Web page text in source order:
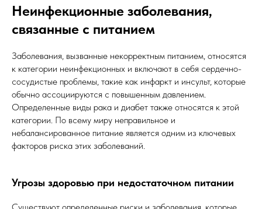
Неинфекционные заболевания,
связанные с питанием
Заболевания, вызванные некорректным питанием, относятся
к категории неинфекционных и включают в себя сердечно-
сосудистые проблемы, такие как инфаркт и инсульт, которые
обычно ассоциируются с повышенным давлением.
Определенные виды рака и диабет также относятся к этой
категории. По всему миру неправильное и
небалансированное питание является одним из ключевых
факторов риска этих заболеваний.
Угрозы здоровью при недостаточном питании